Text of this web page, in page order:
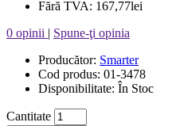
Fără TVA: 167,77lei
0 opinii | Spune-ţi opinia
Producător: Smarter
Cod produs: 01-3478
Disponibilitate: În Stoc
Cantitate